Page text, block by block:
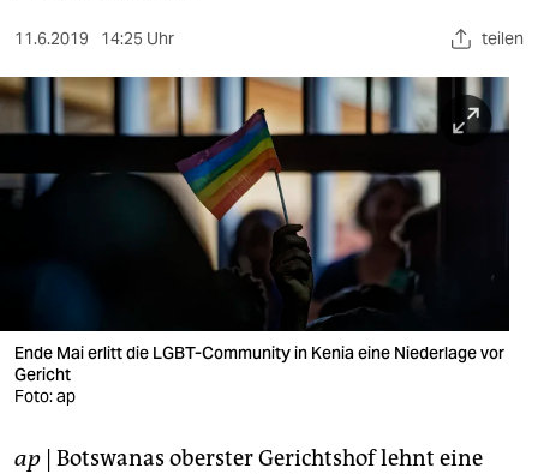
kultur
sport
berlin
nord
verlag
veranstaltungen
11.6.2019 14:25 Uhr teilen
Ende Mai erlitt die LGBT-Community in Kenia eine Niederlage vor
Gericht
Foto: ap
ap | Botswanas oberster Gerichtshof lehnt eine